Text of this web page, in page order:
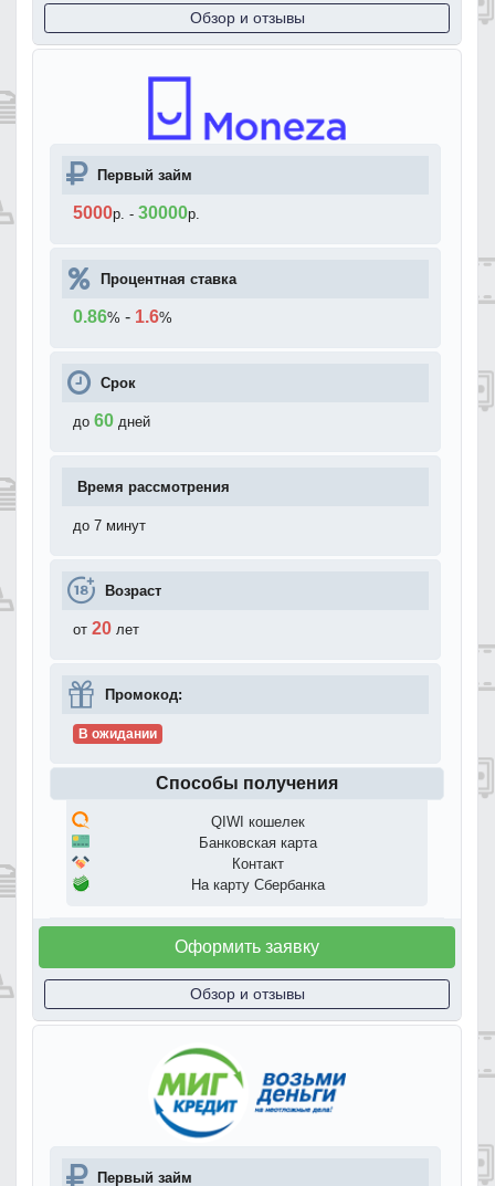
Обзор и отзывы
Первый займ
5000р. - 30000р.
Процентная ставка
0.86% - 1.6%
Срок
до 60 дней
Время рассмотрения
до 7 минут
Возраст
от 20 лет
Промокод:
В ожидании
Способы получения
QIWI кошелек
Банковская карта
Контакт
На карту Сбербанка
Оформить заявку
Обзор и отзывы
Первый займ